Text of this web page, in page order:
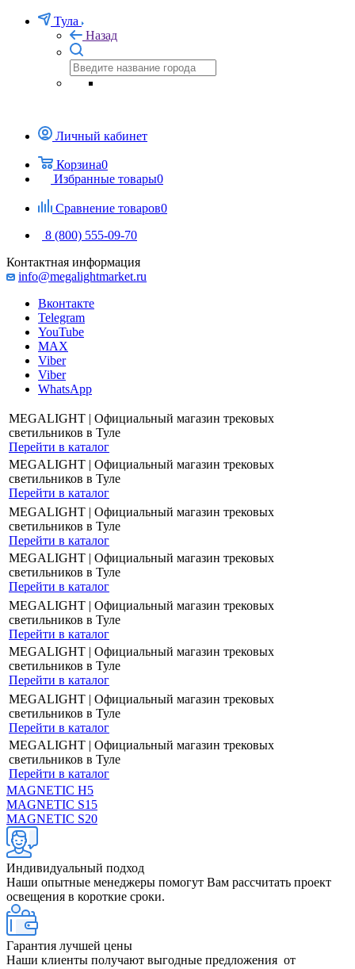
Тула
Назад
Личный кабинет
Корзина0
Избранные товары0
Сравнение товаров0
8 (800) 555-09-70
Контактная информация
info@megalightmarket.ru
Вконтакте
Telegram
YouTube
MAX
Viber
Viber
WhatsApp
MEGALIGHT | Официальный магазин трековых
светильников в Туле
Перейти в каталог
MEGALIGHT | Официальный магазин трековых
светильников в Туле
Перейти в каталог
MEGALIGHT | Официальный магазин трековых
светильников в Туле
Перейти в каталог
MEGALIGHT | Официальный магазин трековых
светильников в Туле
Перейти в каталог
MEGALIGHT | Официальный магазин трековых
светильников в Туле
Перейти в каталог
MEGALIGHT | Официальный магазин трековых
светильников в Туле
Перейти в каталог
MEGALIGHT | Официальный магазин трековых
светильников в Туле
Перейти в каталог
MEGALIGHT | Официальный магазин трековых
светильников в Туле
Перейти в каталог
MAGNETIC Н5
MAGNETIC S15
MAGNETIC S20
Индивидуальный подход
Наши опытные менеджеры помогут Вам рассчитать проект
освещения в короткие сроки.
Гарантия лучшей цены
Наши клиенты получают выгодные предложения от